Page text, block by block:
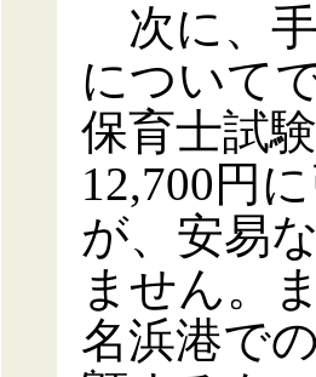
次に、
について
保育士試
12,700円
が、安易
ません。
名浜港で